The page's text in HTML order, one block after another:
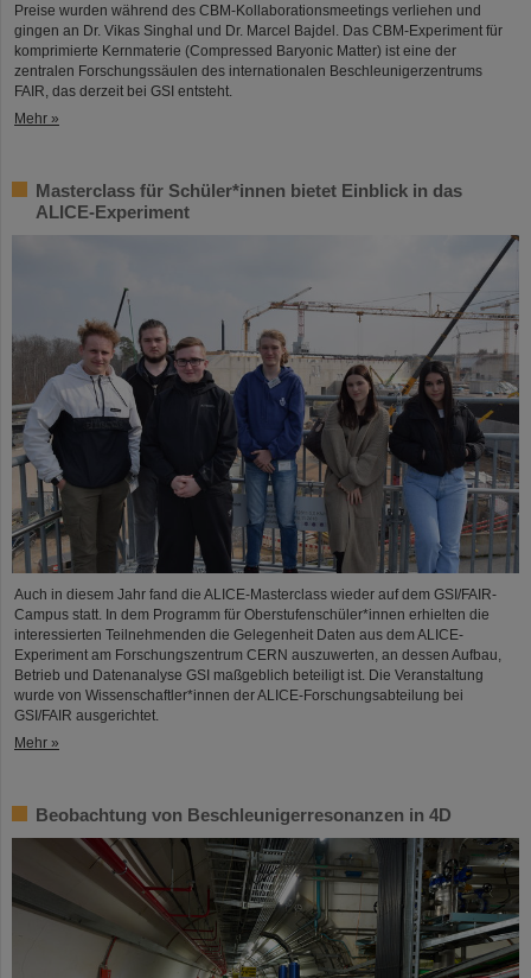
Preise wurden während des CBM-Kollaborationsmeetings verliehen und
gingen an Dr. Vikas Singhal und Dr. Marcel Bajdel. Das CBM-Experiment für
komprimierte Kernmaterie (Compressed Baryonic Matter) ist eine der
zentralen Forschungssäulen des internationalen Beschleunigerzentrums
FAIR, das derzeit bei GSI entsteht.
Mehr »
Masterclass für Schüler*innen bietet Einblick in das
ALICE-Experiment
Auch in diesem Jahr fand die ALICE-Masterclass wieder auf dem GSI/FAIR-
Campus statt. In dem Programm für Oberstufenschüler*innen erhielten die
interessierten Teilnehmenden die Gelegenheit Daten aus dem ALICE-
Experiment am Forschungszentrum CERN auszuwerten, an dessen Aufbau,
Betrieb und Datenanalyse GSI maßgeblich beteiligt ist. Die Veranstaltung
wurde von Wissenschaftler*innen der ALICE-Forschungsabteilung bei
GSI/FAIR ausgerichtet.
Mehr »
Beobachtung von Beschleunigerresonanzen in 4D